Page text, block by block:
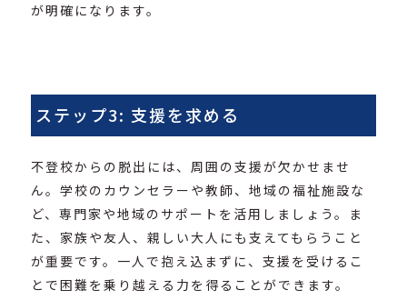
が明確になります。
ステップ3: 支援を求める
不登校からの脱出には、周囲の支援が欠かせませ
ん。学校のカウンセラーや教師、地域の福祉施設な
ど、専門家や地域のサポートを活用しましょう。ま
た、家族や友人、親しい大人にも支えてもらうこと
が重要です。一人で抱え込まずに、支援を受けるこ
とで困難を乗り越える力を得ることができます。